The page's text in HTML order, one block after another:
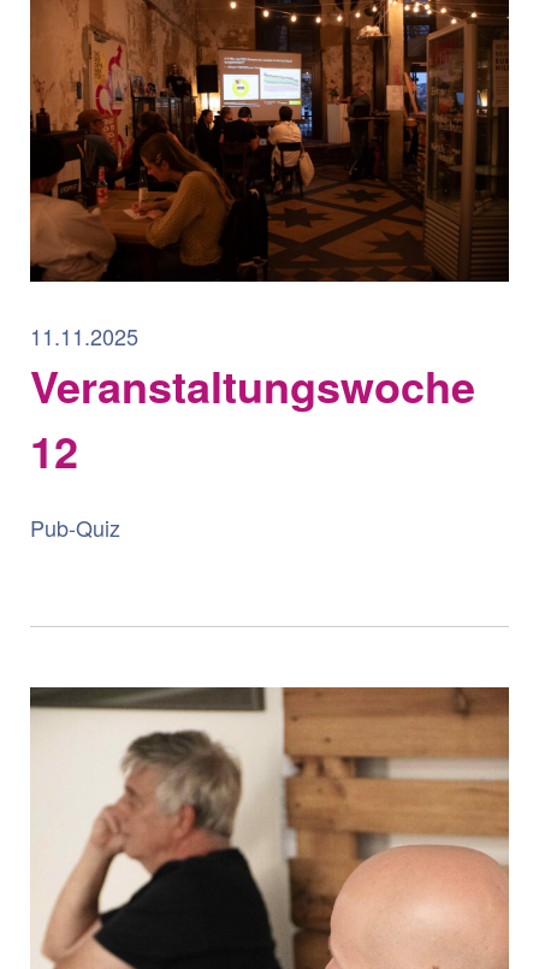
11.11.2025
Veranstaltungswoche
12
Pub-Quiz